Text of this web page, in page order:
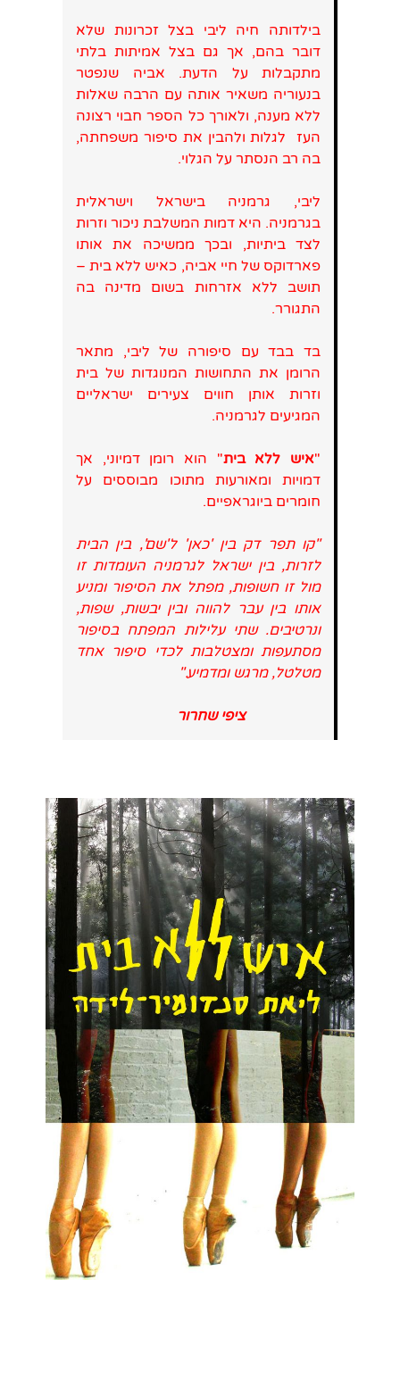
בילדותה חיה ליבי בצל זכרונות שלא
דובר בהם, אך גם בצל אמיתות בלתי
מתקבלות על הדעת. אביה שנפטר
בנעוריה משאיר אותה עם הרבה שאלות
ללא מענה, ולאורך כל הספר חבוי רצונה
העז לגלות ולהבין את סיפור משפחתה,
בה רב הנסתר על הגלוי.
ליבי, גרמניה בישראל וישראלית
בגרמניה. היא דמות המשלבת ניכור וזרות
לצד ביתיות, ובכך ממשיכה את אותו
פארדוקס של חיי אביה, כאיש ללא בית –
תושב ללא אזרחות בשום מדינה בה
התגורר.
בד בבד עם סיפורה של ליבי, מתאר
הרומן את התחושות המנוגדות של בית
וזרות אותן חווים צעירים ישראליים
המגיעים לגרמניה.
"איש ללא בית" הוא רומן דמיוני, אך
דמויות ומאורעות מתוכו מבוססים על
חומרים ביוגראפיים.
"קו תפר דק בין 'כאן' ל'שם', בין הבית
לזרות, בין ישראל לגרמניה העומדות זו
מול זו חשופות, מפתל את הסיפור ומניע
אותו בין עבר להווה ובין יבשות, שפות,
ונרטיבים. שתי עלילות המפתח בסיפור
מסתעפות ומצטלבות לכדי סיפור אחד
מטלטל, מרגש ומדמיע."
ציפי שחרור